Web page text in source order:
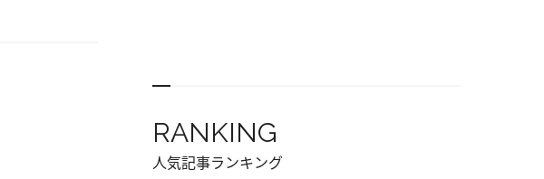
RANKING
人気記事ランキング